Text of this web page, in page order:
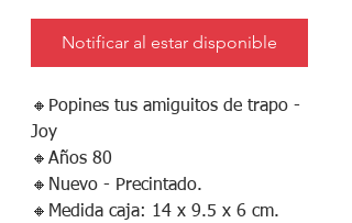
Notificar al estar disponible
🔸️Popines tus amiguitos de trapo -
Joy
🔸️Años 80
🔸️Nuevo - Precintado.
🔸️Medida caja: 14 x 9.5 x 6 cm.